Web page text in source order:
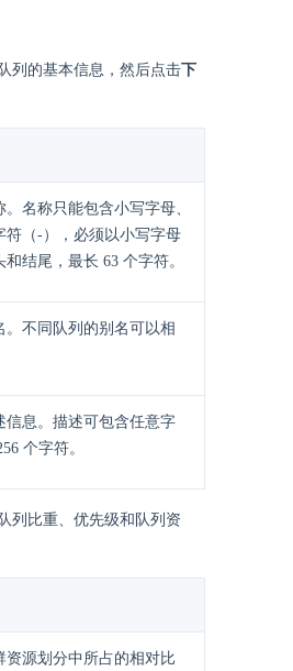
列的基本信息，然后点击下
。名称只能包含小写字母、
符（-），必须以小写字母
结尾，最长 63 个字符。
。不同队列的别名可以相
信息。描述可包含任意字
个字符。
列比重、优先级和队列资
资源划分中所占的相对比